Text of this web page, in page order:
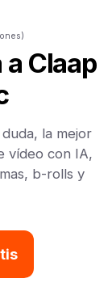
Claap
la mejor
vídeo con IA,
b-rolls y